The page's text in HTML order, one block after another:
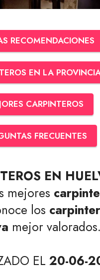
RECOMENDACIONES
EN LA
CARPINTEROS
FRECUENTES
EN
mejores
los
mejor valorados.
EL 20-06-